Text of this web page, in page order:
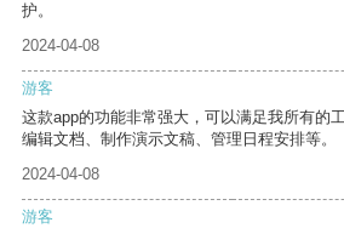
护。
2024-04-08
游客
这款app的功能非常强大，可以满足我所有的
编辑文档、制作演示文稿、管理日程安排等。
2024-04-08
游客